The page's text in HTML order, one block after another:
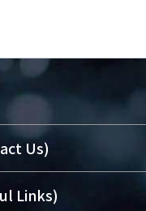
大學之列，為永久
究成果及學術能量
）與學術庫（AH）
Us)
Library)
Links)